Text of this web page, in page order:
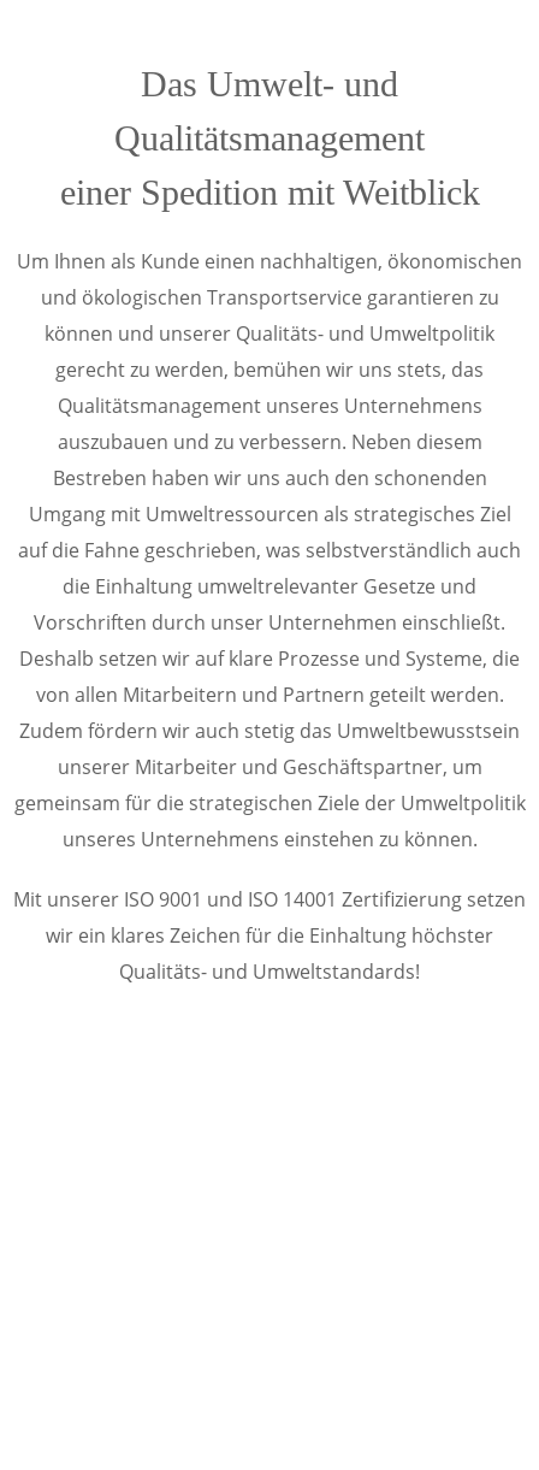
Das Umwelt- und
Qualitätsmanagement
einer Spedition mit Weitblick
Um Ihnen als Kunde einen nachhaltigen, ökonomischen
und ökologischen Transportservice garantieren zu
können und unserer Qualitäts- und Umweltpolitik
gerecht zu werden, bemühen wir uns stets, das
Qualitätsmanagement unseres Unternehmens
auszubauen und zu verbessern. Neben diesem
Bestreben haben wir uns auch den schonenden
Umgang mit Umweltressourcen als strategisches Ziel
auf die Fahne geschrieben, was selbstverständlich auch
die Einhaltung umweltrelevanter Gesetze und
Vorschriften durch unser Unternehmen einschließt.
Deshalb setzen wir auf klare Prozesse und Systeme, die
von allen Mitarbeitern und Partnern geteilt werden.
Zudem fördern wir auch stetig das Umweltbewusstsein
unserer Mitarbeiter und Geschäftspartner, um
gemeinsam für die strategischen Ziele der Umweltpolitik
unseres Unternehmens einstehen zu können.
Mit unserer ISO 9001 und ISO 14001 Zertifizierung setzen
wir ein klares Zeichen für die Einhaltung höchster
Qualitäts- und Umweltstandards!